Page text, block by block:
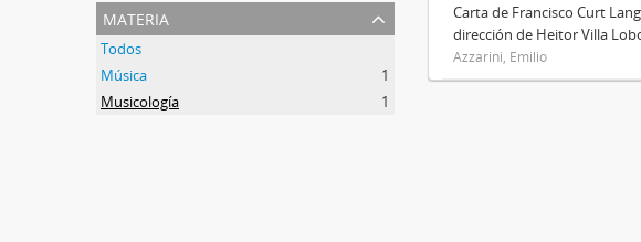
materia
Todos
Música
1
Musicología
1
Carta de Francisco Curt
dirección de Heitor Villa
Azzarini, Emilio